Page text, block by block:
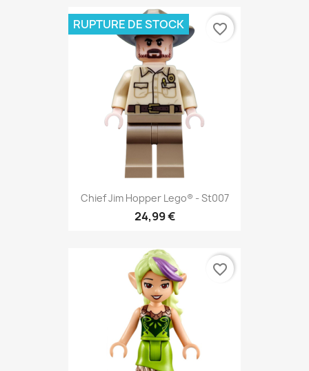
Chief Jim Hopper Lego® - St007
24,99 €
RUPTURE DE STOCK favorite_border
favorite_border